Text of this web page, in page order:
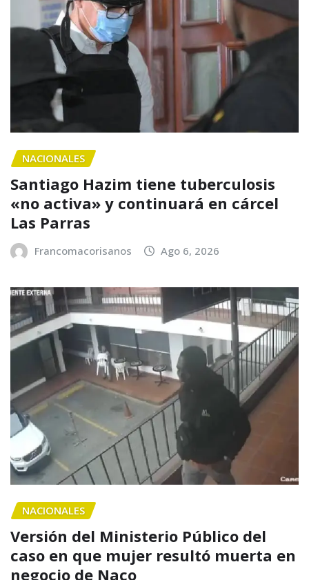
NACIONALES
Santiago Hazim tiene tuberculosis
«no activa» y continuará en cárcel
Las Parras
Francomacorisanos Ago 6, 2026
NACIONALES
Versión del Ministerio Público del
caso en que mujer resultó muerta en
negocio de Naco